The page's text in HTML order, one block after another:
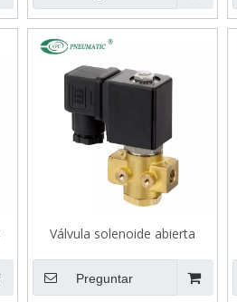
Válvula solenoide abierta
Preguntar